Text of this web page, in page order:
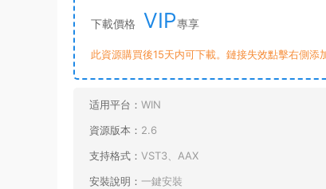
下載價格 VIP專享
此資源購買後15天内可下載。鏈接失效點擊右側添
适用平台： WIN
資源版本： 2.6
支持格式： VST3、AAX
安裝說明： 一鍵安裝